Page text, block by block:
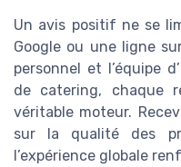
Un avis positif ne se
Google ou une ligne
personnel et l’équipe
de catering, chaque
véritable moteur.
sur la qualité des
l’expérience globale